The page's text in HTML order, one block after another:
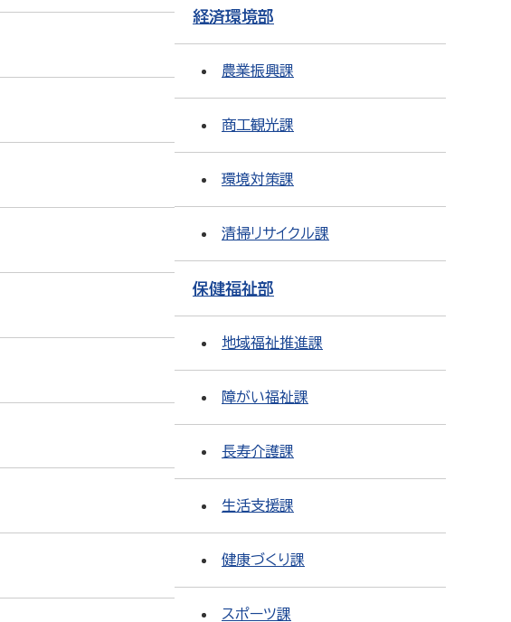
経済環境部
農業振興課
商工観光課
環境対策課
清掃リサイクル課
保健福祉部
地域福祉推進課
障がい福祉課
長寿介護課
生活支援課
健康づくり課
スポーツ課